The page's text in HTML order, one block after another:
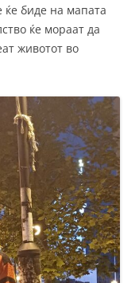
ќе биде на мапата
ќе мораат да
животот во